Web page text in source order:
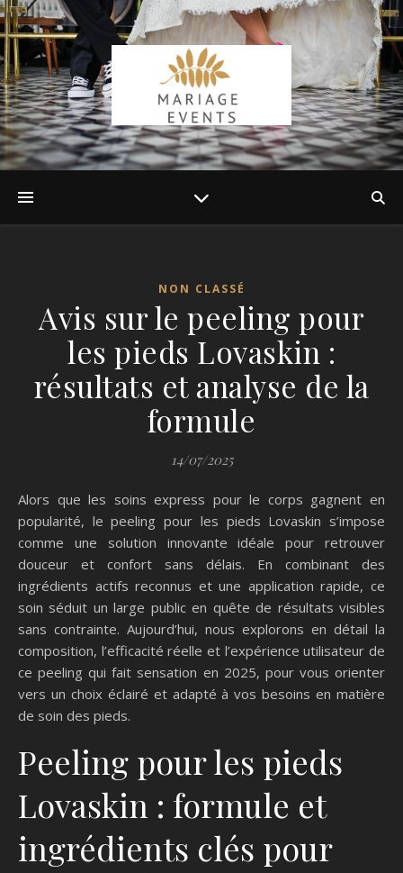
NON CLASSÉ
Avis sur le peeling pour
les pieds Lovaskin :
résultats et analyse de la
formule
14/07/2025
Alors que les soins express pour le corps gagnent en
popularité, le peeling pour les pieds Lovaskin s’impose
comme une solution innovante idéale pour retrouver
douceur et confort sans délais. En combinant des
ingrédients actifs reconnus et une application rapide, ce
soin séduit un large public en quête de résultats visibles
sans contrainte. Aujourd’hui, nous explorons en détail la
composition, l’efficacité réelle et l’expérience utilisateur de
ce peeling qui fait sensation en 2025, pour vous orienter
vers un choix éclairé et adapté à vos besoins en matière
de soin des pieds.
Peeling pour les pieds
Lovaskin : formule et
ingrédients clés pour